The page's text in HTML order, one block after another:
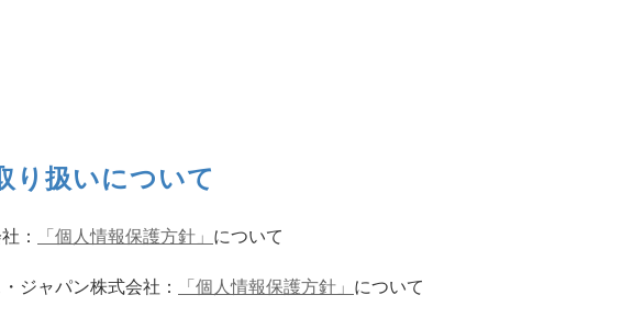
り扱いについて
： 「個人情報保護方針」 について
ジャパン株式会社： 「個人情報保護方針」 について